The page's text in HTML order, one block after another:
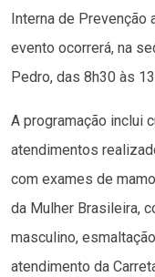
Interna de
evento ocorrerá, na
Pedro, das 8h30 às
A programação inclui
atendimentos
com exames de
da Mulher Brasileira,
masculino,
atendimento da